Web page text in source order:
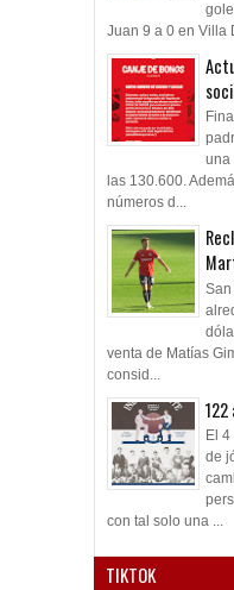
Juan 9 a 0 en Villa
una
las 130.600.
números d...
venta de Matías
consid...
El
de
con tal solo una ...
TIKTOK